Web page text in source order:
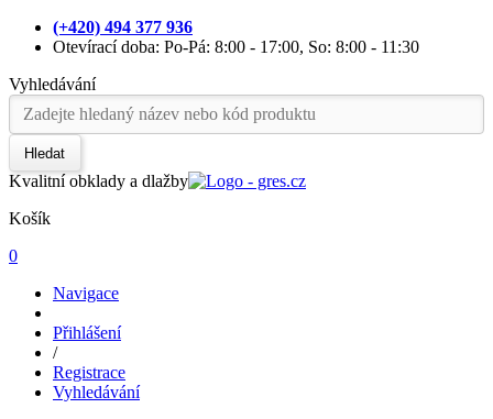
(+420) 494 377 936
Otevírací doba: Po-Pá: 8:00 - 17:00, So: 8:00 - 11:30
Vyhledávání
Hledat
Kvalitní obklady a dlažby
Košík
0
Navigace
Přihlášení
/
Registrace
Vyhledávání